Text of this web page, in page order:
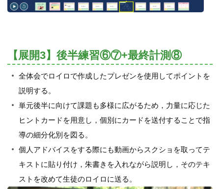
【展開3】後半練習⑥⑦+最終計測⑧
全体会でロイロで作成したプレゼンを使用してポイントを
説明する。
単元後半に向けて課題も多様に広がるため，力量に応じた
ヒントカードを用意し，個別にカードを送付することで指
導の細分化別を図る。
個人アドバイスをする際にも動画からスクショを取ってテ
キストに貼り付け，朱書きを入れながら説明し，そのテキ
ストを改めて生徒のロイロに送る。